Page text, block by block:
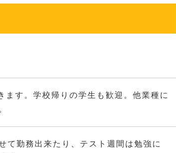
す。学校帰りの学生も歓迎。他業種に
て勤務出来たり、テスト週間は勉強に